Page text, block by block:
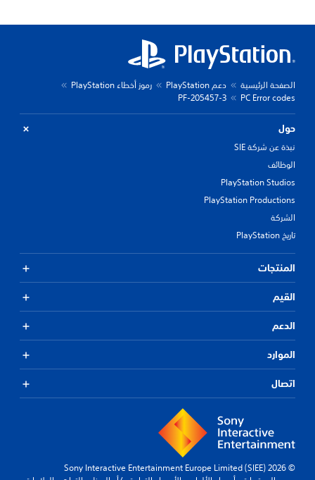
الصفحة الرئيسية دعم PlayStation
رموز أخطاء PlayStation
PC Error codes
PF-205457-3
حول
نبذة عن شركة SIE
الوظائف
PlayStation Studios
PlayStation Productions
الشركة
تاريخ PlayStation
المنتجات
القيم
الدعم
الموارد
اتصال
© 2026 Sony Interactive Entertainment Europe Limited (SIEE)